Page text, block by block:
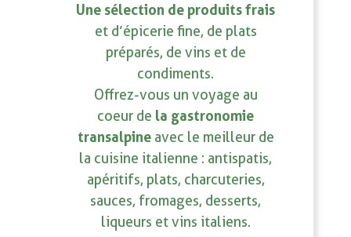
Une sélection de produits frais
et d’épicerie fine, de plats
préparés, de vins et de
condiments.
Offrez-vous un voyage au
coeur de la gastronomie
transalpineavec le meilleur de
la cuisine italienne : antispatis,
apéritifs, plats, charcuteries,
sauces, fromages, desserts,
liqueurs et vins italiens.